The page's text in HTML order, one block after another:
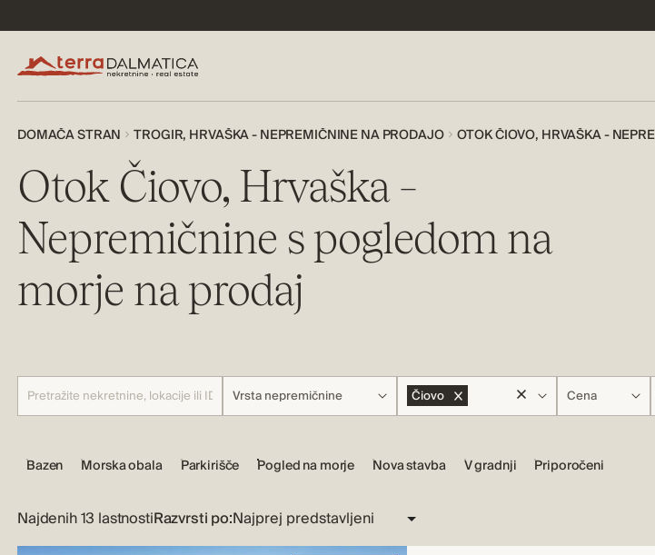
DOMAČA STRAN TROGIR, HRVAŠKA - NEPREMIČNINE NA PRODAJO OTOK ČIOVO, HRVAŠKA -
Otok Čiovo, Hrvaška –
Nepremičnine s pogledom na
morje na prodaj
Vrsta nepremičnine Čiovo Cena
Bazen Morska obala Parkirišče Pogled na morje Nova stavba V gradnji Priporočeni
Najdenih 13 lastnostiRazvrsti po: